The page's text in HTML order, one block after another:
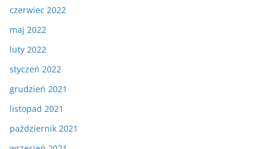
czerwiec 2022
maj 2022
luty 2022
styczeń 2022
grudzień 2021
listopad 2021
październik 2021